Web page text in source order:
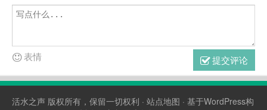
提交评论
表情
活水之声 版权所有，保留一切权利 · 站点地图 · 基于WordPress构